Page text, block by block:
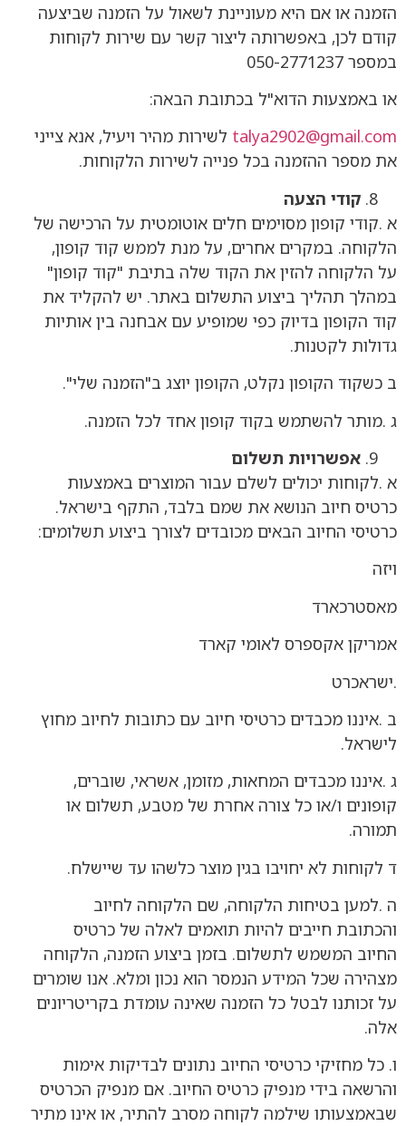
הזמנה או אם היא מעוניינת לשאול על הזמנה שביצעה
קודם לכן, באפשרותה ליצור קשר עם שירות לקוחות
במספר 050-2771237
או באמצעות הדוא"ל בכתובת הבאה:
talya2902@gmail.com לשירות מהיר ויעיל, אנא צייני
את מספר ההזמנה בכל פנייה לשירות הלקוחות.
קודי הצעה
א .קודי קופון מסוימים חלים אוטומטית על הרכישה של
הלקוחה. במקרים אחרים, על מנת לממש קוד קופון,
על הלקוחה להזין את הקוד שלה בתיבת "קוד קופון"
במהלך תהליך ביצוע התשלום באתר. יש להקליד את
קוד הקופון בדיוק כפי שמופיע עם אבחנה בין אותיות
גדולות לקטנות.
ב כשקוד הקופון נקלט, הקופון יוצג ב"הזמנה שלי".
ג .מותר להשתמש בקוד קופון אחד לכל הזמנה.
אפשרויות תשלום
א .לקוחות יכולים לשלם עבור המוצרים באמצעות
כרטיס חיוב הנושא את שמם בלבד, התקף בישראל.
כרטיסי החיוב הבאים מכובדים לצורך ביצוע תשלומים:
ויזה
מאסטרכארד
אמריקן אקספרס לאומי קארד
.ישראכרט
ב .איננו מכבדים כרטיסי חיוב עם כתובות לחיוב מחוץ
לישראל.
ג .איננו מכבדים המחאות, מזומן, אשראי, שוברים,
קופונים ו/או כל צורה אחרת של מטבע, תשלום או
תמורה.
ד לקוחות לא יחויבו בגין מוצר כלשהו עד שיישלח.
ה .למען בטיחות הלקוחה, שם הלקוחה לחיוב
והכתובת חייבים להיות תואמים לאלה של כרטיס
החיוב המשמש לתשלום. בזמן ביצוע הזמנה, הלקוחה
מצהירה שכל המידע הנמסר הוא נכון ומלא. אנו שומרים
על זכותנו לבטל כל הזמנה שאינה עומדת בקריטריונים
אלה.
ו. כל מחזיקי כרטיסי החיוב נתונים לבדיקות אימות
והרשאה בידי מנפיק כרטיס החיוב. אם מנפיק הכרטיס
שבאמצעותו שילמה לקוחה מסרב להתיר, או אינו מתיר